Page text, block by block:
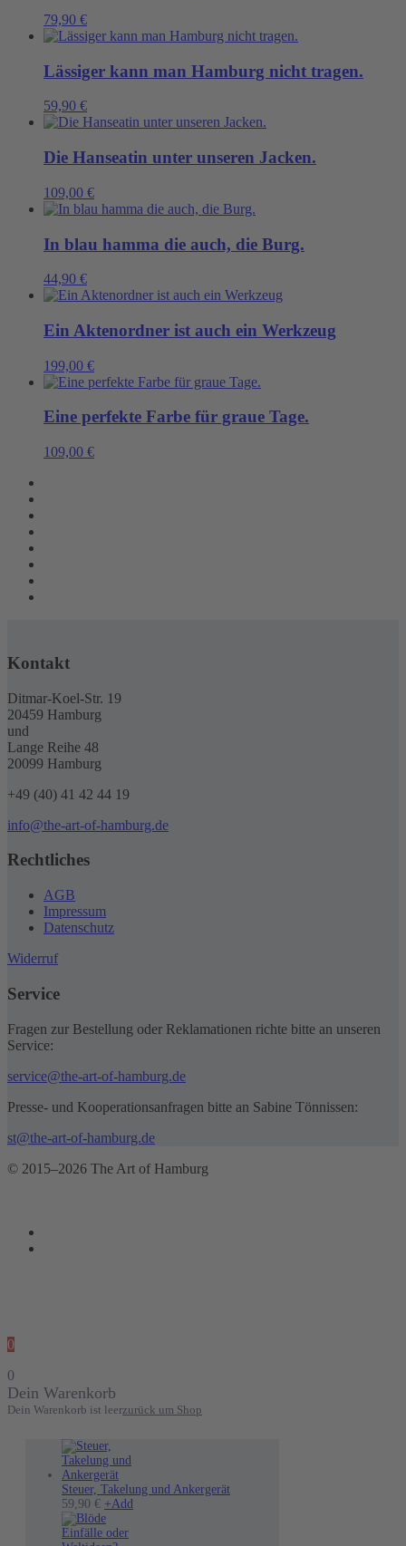
79,90 €
Lässiger kann man Hamburg nicht tragen.
59,90 €
Die Hanseatin unter unseren Jacken.
109,00 €
In blau hamma die auch, die Burg.
44,90 €
Ein Aktenordner ist auch ein Werkzeug
199,00 €
Eine perfekte Farbe für graue Tage.
109,00 €
Kontakt
Ditmar-Koel-Str. 19
20459 Hamburg
und
Lange Reihe 48
20099 Hamburg
+49 (40) 41 42 44 19
info@the-art-of-hamburg.de
Rechtliches
AGB
Impressum
Datenschutz
Widerruf
Service
Fragen zur Bestellung oder Reklamationen richte bitte an unseren
Service:
service@the-art-of-hamburg.de
Presse- und Kooperationsanfragen bitte an Sabine Tönnissen:
st@the-art-of-hamburg.de
© 2015–2026 The Art of Hamburg
0
0
Dein Warenkorb
Dein Warenkorb ist leerzurück um Shop
Steuer, Takelung und Ankergerät
59,90 € +Add